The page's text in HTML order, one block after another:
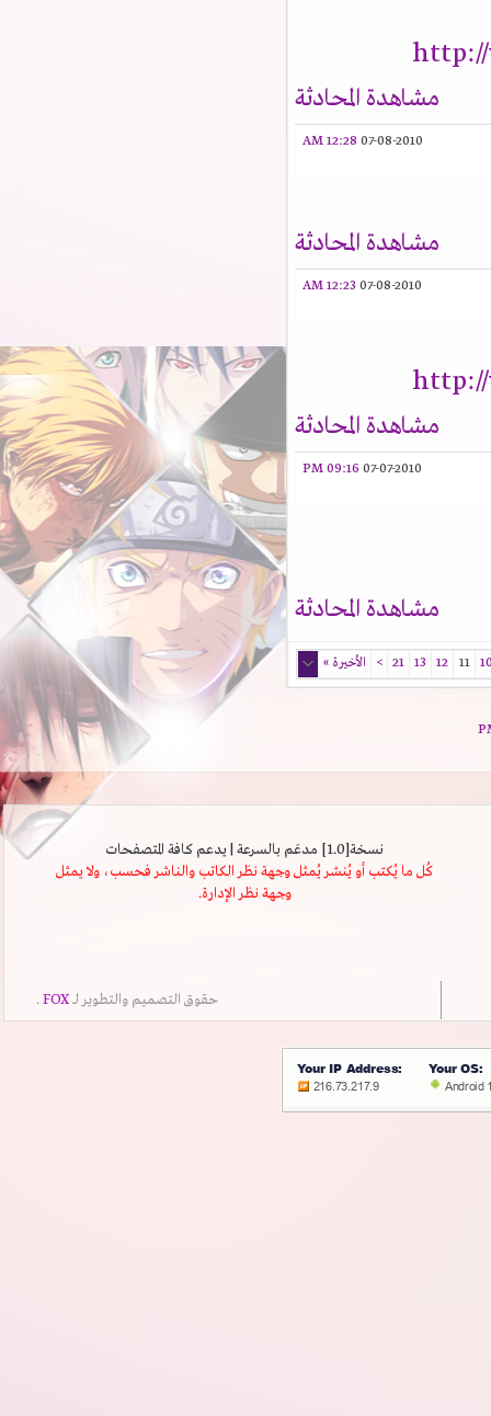
مشاهدة المحادثة
07-08-2010
12:28 AM
مشاهدة المحادثة
07-08-2010
12:23 AM
مشاهدة المحادثة
07-07-2010
09:16 PM
مشاهدة المحادثة
11
12
13
21
> الأخيرة»
نسخة[1.0] مدعَم بالسرعة | يدعم كافة المتصفحات
كُل ما يُكتب أو يُنشر يُمثل وجهة نظر الكاتب والناشر فحسب، ولا يمثل
وجهة نظر الإدارة.
حقوق التصميم والتطوير لــFOX
.